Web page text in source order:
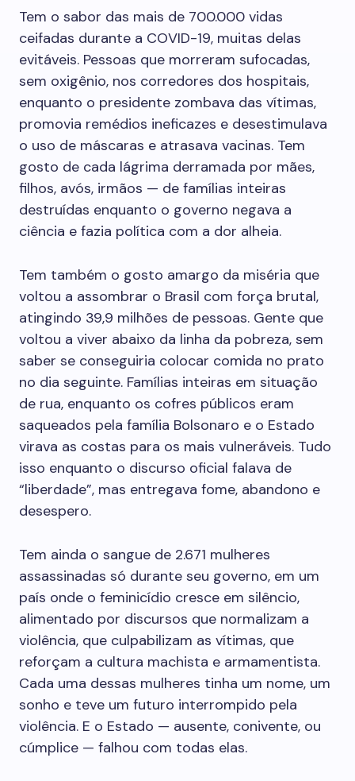
Tem o sabor das mais de 700.000 vidas
ceifadas durante a COVID-19, muitas delas
evitáveis. Pessoas que morreram sufocadas,
sem oxigênio, nos corredores dos hospitais,
enquanto o presidente zombava das vítimas,
promovia remédios ineficazes e desestimulava
o uso de máscaras e atrasava vacinas. Tem
gosto de cada lágrima derramada por mães,
filhos, avós, irmãos — de famílias inteiras
destruídas enquanto o governo negava a
ciência e fazia política com a dor alheia.
Tem também o gosto amargo da miséria que
voltou a assombrar o Brasil com força brutal,
atingindo 39,9 milhões de pessoas. Gente que
voltou a viver abaixo da linha da pobreza, sem
saber se conseguiria colocar comida no prato
no dia seguinte. Famílias inteiras em situação
de rua, enquanto os cofres públicos eram
saqueados pela família Bolsonaro e o Estado
virava as costas para os mais vulneráveis. Tudo
isso enquanto o discurso oficial falava de
“liberdade”, mas entregava fome, abandono e
desespero.
Tem ainda o sangue de 2.671 mulheres
assassinadas só durante seu governo, em um
país onde o feminicídio cresce em silêncio,
alimentado por discursos que normalizam a
violência, que culpabilizam as vítimas, que
reforçam a cultura machista e armamentista.
Cada uma dessas mulheres tinha um nome, um
sonho e teve um futuro interrompido pela
violência. E o Estado — ausente, conivente, ou
cúmplice — falhou com todas elas.